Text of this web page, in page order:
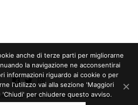
Demo - Theme by ThemeGoods -Informativa
anche di terze parti per migliorarne
la navigazione ne acconsentirai
informazioni riguardo ai cookie o per
l'utilizzo vai alla sezione 'Maggiori
'Chiudi' per chiudere questo avviso.